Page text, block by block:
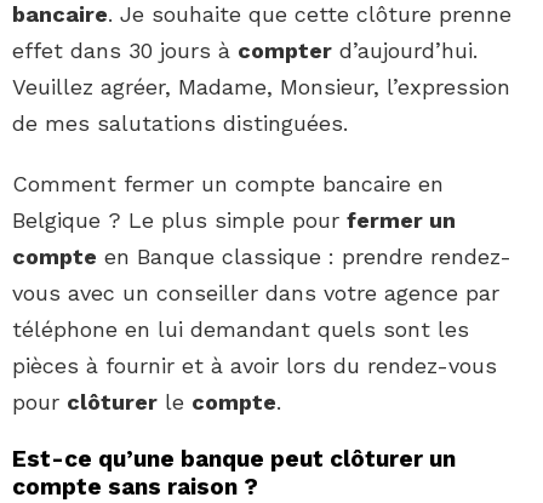
bancaire. Je souhaite que cette clôture prenne
effet dans 30 jours à compter d’aujourd’hui.
Veuillez agréer, Madame, Monsieur, l’expression
de mes salutations distinguées.
Comment fermer un compte bancaire en
Belgique ? Le plus simple pour fermer un
compte en Banque classique : prendre rendez-
vous avec un conseiller dans votre agence par
téléphone en lui demandant quels sont les
pièces à fournir et à avoir lors du rendez-vous
pour clôturer le compte.
Est-ce qu’une banque peut clôturer un
compte sans raison ?